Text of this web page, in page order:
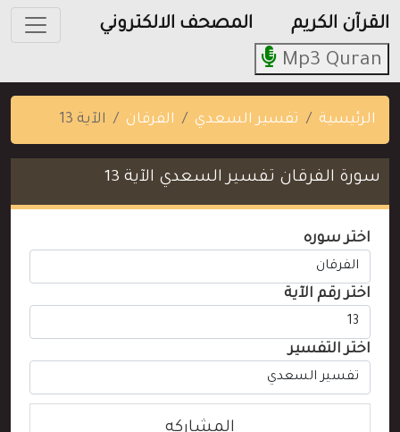
القرآن الكريم المصحف الالكتروني
Mp3 Quran
الرئيسية تفسير السعدي الفرقان الآية 13
سورة الفرقان تفسير السعدي الآية 13
اختر سوره
اختر رقم الآية
اختر التفسير
المشاركه